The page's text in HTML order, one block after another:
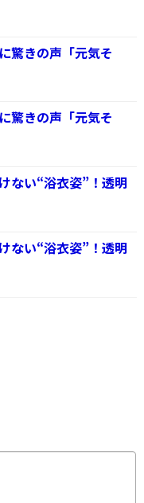
驚きの声「元気そ
驚きの声「元気そ
ない“浴衣姿”！透明
ない“浴衣姿”！透明